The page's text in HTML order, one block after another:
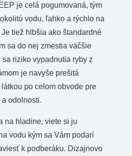
je celá pogumovaná, tým
vodu, ľahko a rýchlo na
tiež hlbšia ako štandardné
sa do nej zmestia väčšie
riziko vypadnutia ryby z
je navyše prešitá
po celom obvode pre
odolnosti.
na hladine, viete si ju
vodu kým sa Vám podarí
k podberáku. Dizajnovo